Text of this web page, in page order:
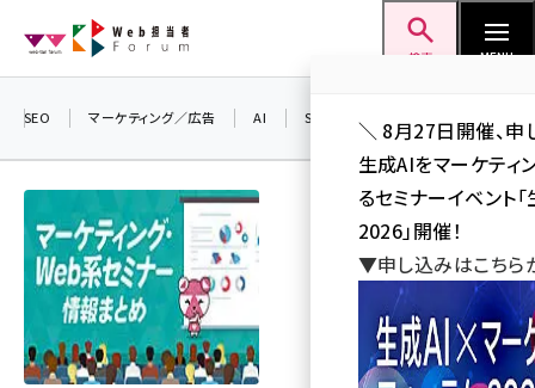
ン
検索 MENU
seo (3541)
ai (2827)
youtube (2449)
SEO マーケティング／広告 AI SNS
＼ 8月27日開催、申
生成AIをマーケティ
るセミナーイベント
2026」開催！
▼申し込みはこち